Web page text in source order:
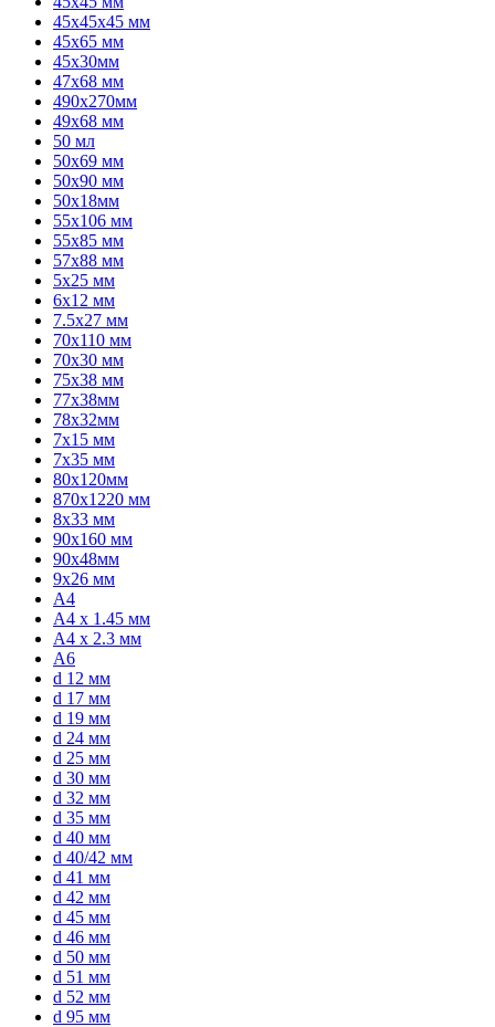
45x45x45 мм
45x65 мм
45х30мм
47x68 мм
490х270мм
49x68 мм
50 мл
50x69 мм
50x90 мм
50х18мм
55x106 мм
55x85 мм
57x88 мм
5x25 мм
6x12 мм
7.5x27 мм
70x110 мм
70х30 мм
75х38 мм
77х38мм
78х32мм
7x15 мм
7x35 мм
80х120мм
870x1220 мм
8x33 мм
90x160 мм
90х48мм
9х26 мм
A4
A4 x 1.45 мм
A4 x 2.3 мм
A6
d 12 мм
d 17 мм
d 19 мм
d 24 мм
d 25 мм
d 30 мм
d 32 мм
d 35 мм
d 40 мм
d 40/42 мм
d 41 мм
d 42 мм
d 45 мм
d 46 мм
d 50 мм
d 51 мм
d 52 мм
d 95 мм